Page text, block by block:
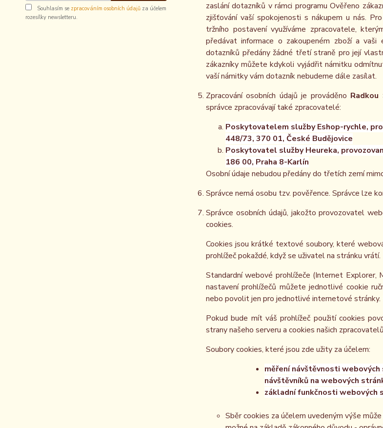
Souhlasím se zpracováním osobních údajů za účelem
rozesílky newsletteru.
zaslání dotazníků v rámci programu Ověřeno
zjišťování vaší spokojenosti s nákupem u nás.
tržního postavení využíváme zpracovatele,
předávat informace o zakoupeném zboží a vaši
dotazníků předány žádné třetí straně pro její
zákazníky můžete kdykoli vyjádřit námitku
vaší námitky vám dotazník nebudeme dále zasílat.
Zpracování osobních údajů je prováděno Radkou
správce zpracovávají také zpracovatelé:
Poskytovatelem služby Eshop-rychle,
448/73, 370 01, České Budějovice
Poskytovatel služby Heureka,
186 00, Praha 8-Karlín
Osobní údaje nebudou předány do třetích zemí
Správce nemá osobu tzv. pověřence. Správce lze
Správce osobních údajů, jakožto provozovatel
cookies.
Cookies jsou krátké textové soubory, které
prohlížeč pokaždé, když se uživatel na stránku vrátí.
Standardní webové prohlížeče (Internet Explorer,
nastavení prohlížečů můžete jednotlivé cookie
nebo povolit jen pro jednotlivé internetové stránky.
Pokud bude mít váš prohlížeč použití cookies
strany našeho serveru a cookies našich
Soubory cookies, které jsou zde užity za účelem:
měření návštěvnosti
návštěvníků na webových
základní funkčnosti webových
Sběr cookies za účelem uvedeným výše